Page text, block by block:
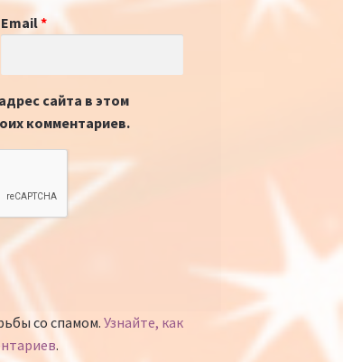
Email*
сайта в этом
комментариев.
со спамом.Узнайте, как
.